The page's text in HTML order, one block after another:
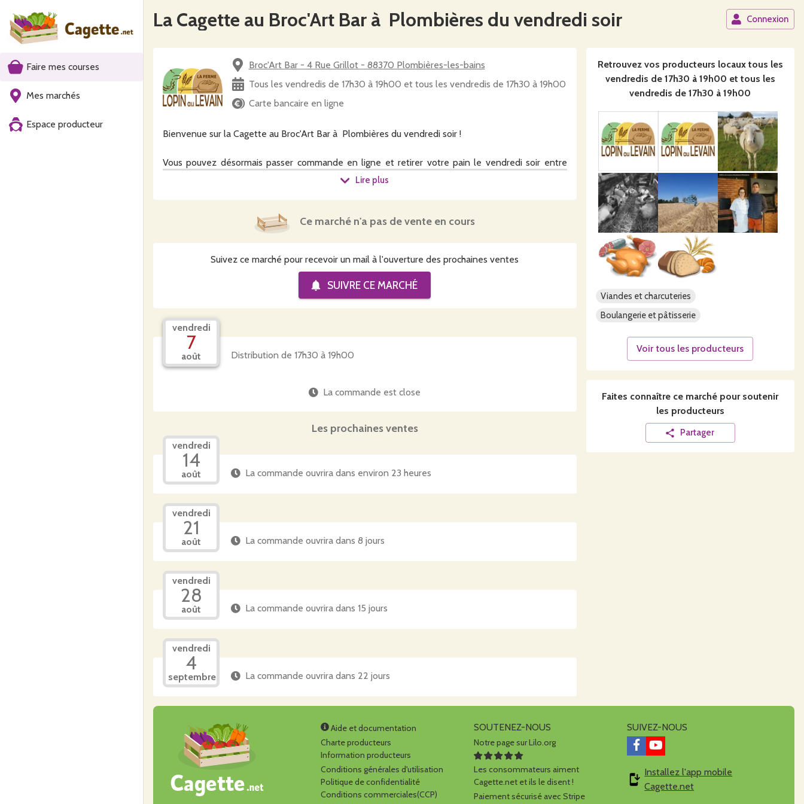
Faire mes courses
Mes marchés
Espace producteur
La Cagette au Broc'Art Bar à Plombières du vendredi soir Connexion
Broc'Art Bar - 4 Rue Grillot - 88370 Plombières-les-bains
Tous les vendredis de 17h30 à 19h00 et tous les vendredis de 17h30 à 19h00
Carte bancaire en ligne
Bienvenue sur la Cagette au Broc'Art Bar à Plombières du vendredi soir !
Vous pouvez désormais passer commande en ligne et retirer votre pain le vendredi soir entre
N'hésitez pas à nous contacter si vous avez des questions.
Lire plus
Suivez ce marché pour recevoir un mail à l'ouverture des prochaines ventes
SUIVRE CE MARCHÉ
Ce marché n'a pas de vente en cours
vendredi
7
août Distribution de 17h30 à 19h00
La commande est close
Les prochaines ventes
vendredi
14
août La commande ouvrira dans environ 23 heures
vendredi
21
août La commande ouvrira dans 8 jours
vendredi
28
août La commande ouvrira dans 15 jours
vendredi
4
septembre La commande ouvrira dans 22 jours
Retrouvez vos producteurs locaux tous les
vendredis de 17h30 à 19h00 et tous les
vendredis de 17h30 à 19h00
Viandes et charcuteries
Boulangerie et pâtisserie
Voir tous les producteurs
Faites connaître ce marché pour soutenir
les producteurs
Partager
Aide et documentation
Charte producteurs
Information producteurs
Conditions générales d'utilisation
Politique de confidentialité
Conditions commerciales(CCP)
SOUTENEZ-NOUS
Notre page sur Lilo.org
Les consommateurs aiment
Cagette.net et ils le disent !
Paiement sécurisé avec Stripe
SUIVEZ-NOUS
Installez l'app mobile
Cagette.net